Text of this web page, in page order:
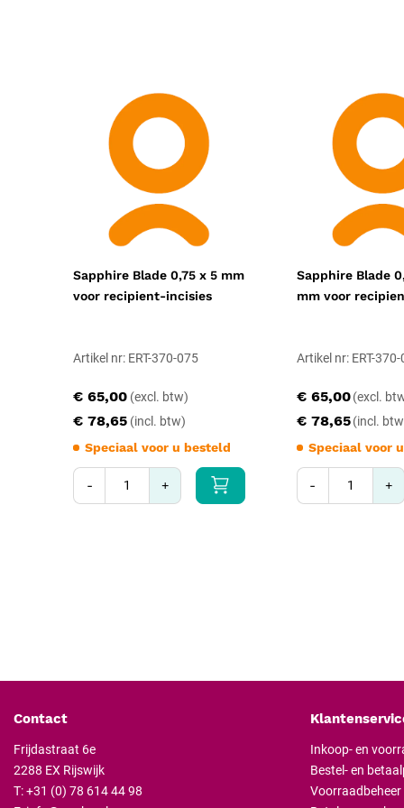
Sapphire Blade 0,75 x 5 mm
voor recipient-incisies
Artikel nr: ERT-370-075
€ 78,65
€ 65,00
Speciaal voor u besteld
- +
Sapphire Blade
mm voor
Artikel nr: ERT-370-
€ 78,65
€ 65,00
Speciaal voor
- +
Contact
Frijdastraat 6e
2288 EX Rijswijk
T:+31 (0) 78 614 44 98
Inkoop- en
Bestel- en
Voorraadbeheer